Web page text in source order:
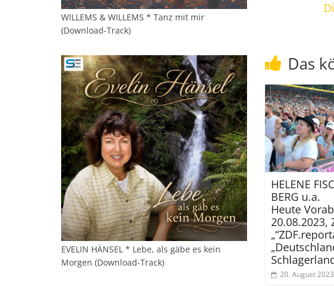
Das
HELENE
BERG u.a.
Heute
20.08.2023,
20. August 2023
WILLEMS & WILLEMS * Tanz mit mir
(Download-Track)
EVELIN HÄNSEL * Lebe, als gäbe es kein
Morgen (Download-Track)